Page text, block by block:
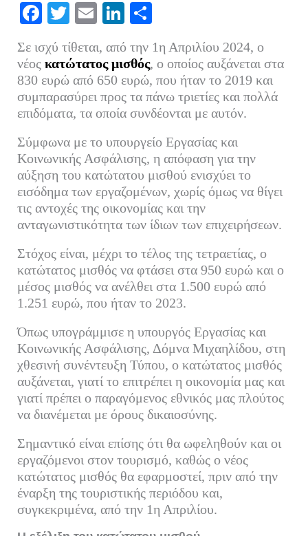
Fa
ce
bo
ok
T
wi
tte
r
E
ail
Li
nk
ed
In
ρ
α
στ
εί
τε
Σε ισχύ τίθεται, από την 1η Απριλίου 2024, ο
νέος κατώτατος μισθός, ο οποίος αυξάνεται στα
830 ευρώ από 650 ευρώ, που ήταν το 2019 και
συμπαρασύρει προς τα πάνω τριετίες και πολλά
επιδόματα, τα οποία συνδέονται με αυτόν.
Σύμφωνα με το υπουργείο Εργασίας και
Κοινωνικής Ασφάλισης, η απόφαση για την
αύξηση του κατώτατου μισθού ενισχύει το
εισόδημα των εργαζομένων, χωρίς όμως να θίγει
τις αντοχές της οικονομίας και την
ανταγωνιστικότητα των ίδιων των επιχειρήσεων.
Στόχος είναι, μέχρι το τέλος της τετραετίας, ο
κατώτατος μισθός να φτάσει στα 950 ευρώ και ο
μέσος μισθός να ανέλθει στα 1.500 ευρώ από
1.251 ευρώ, που ήταν το 2023.
Όπως υπογράμμισε η υπουργός Εργασίας και
Κοινωνικής Ασφάλισης, Δόμνα Μιχαηλίδου, στη
χθεσινή συνέντευξη Τύπου, ο κατώτατος μισθός
αυξάνεται, γιατί το επιτρέπει η οικονομία μας και
γιατί πρέπει ο παραγόμενος εθνικός μας πλούτος
να διανέμεται με όρους δικαιοσύνης.
Σημαντικό είναι επίσης ότι θα ωφεληθούν και οι
εργαζόμενοι στον τουρισμό, καθώς ο νέος
κατώτατος μισθός θα εφαρμοστεί, πριν από την
έναρξη της τουριστικής περιόδου και,
συγκεκριμένα, από την 1η Απριλίου.